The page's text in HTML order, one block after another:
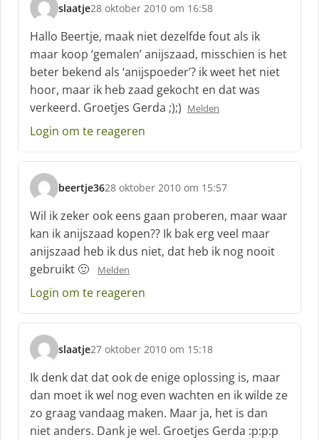
slaatje
s
c
h
r
e
e
f
28 oktober 2010 om 16:58
Hallo Beertje, maak niet dezelfde fout als ik
maar koop ‘gemalen’ anijszaad, misschien is het
beter bekend als ‘anijspoeder’? ik weet het niet
hoor, maar ik heb zaad gekocht en dat was
verkeerd. Groetjes Gerda ;);) Melden
Login om te reageren
beertje36
s
c
h
r
e
e
:
28 oktober 2010 om 15:57
Wil ik zeker ook eens gaan proberen, maar waar
kan ik anijszaad kopen?? Ik bak erg veel maar
anijszaad heb ik dus niet, dat heb ik nog nooit
gebruikt 🙂
Melden
Login om te reageren
slaatje
s
c
h
r
e
e
27 oktober 2010 om 15:18
Ik denk dat dat ook de enige oplossing is, maar
dan moet ik wel nog even wachten en ik wilde ze
zo graag vandaag maken. Maar ja, het is dan
niet anders. Dank je wel. Groetjes Gerda :p:p:p